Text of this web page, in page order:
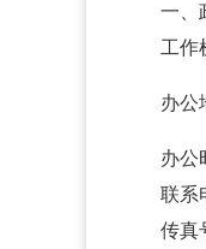
一、政
工作机
办公
办公
联系电
传真号